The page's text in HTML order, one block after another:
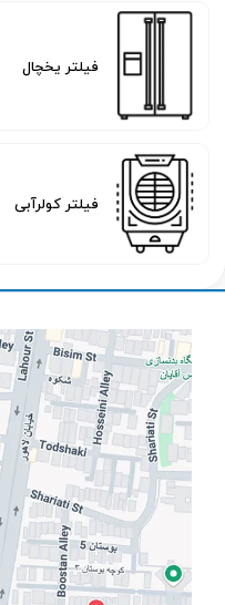
فیلتر یخچال
فیلتر کولرآبی